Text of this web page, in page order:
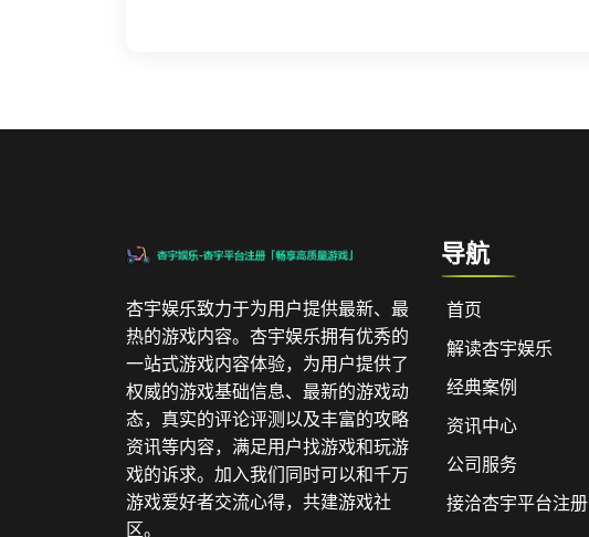
杏宇娱乐致力于为用户提供最新、最
热的游戏内容。杏宇娱乐拥有优秀的
一站式游戏内容体验，为用户提供了
权威的游戏基础信息、最新的游戏动
态，真实的评论评测以及丰富的攻略
资讯等内容，满足用户找游戏和玩游
戏的诉求。加入我们同时可以和千万
游戏爱好者交流心得，共建游戏社
区。
导航
首页
解读杏宇娱乐
经典案例
资讯中心
公司服务
接洽杏宇平台注册